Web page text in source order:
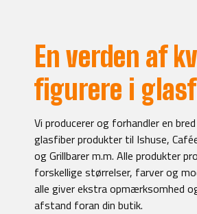
En verden af
figurere i
Vi producerer og forhandler en
glasfiber produkter til Ishuse,
og Grillbarer m.m. Alle produkter
forskellige størrelser, farver og
alle giver ekstra opmærksomhed
afstand foran din butik.